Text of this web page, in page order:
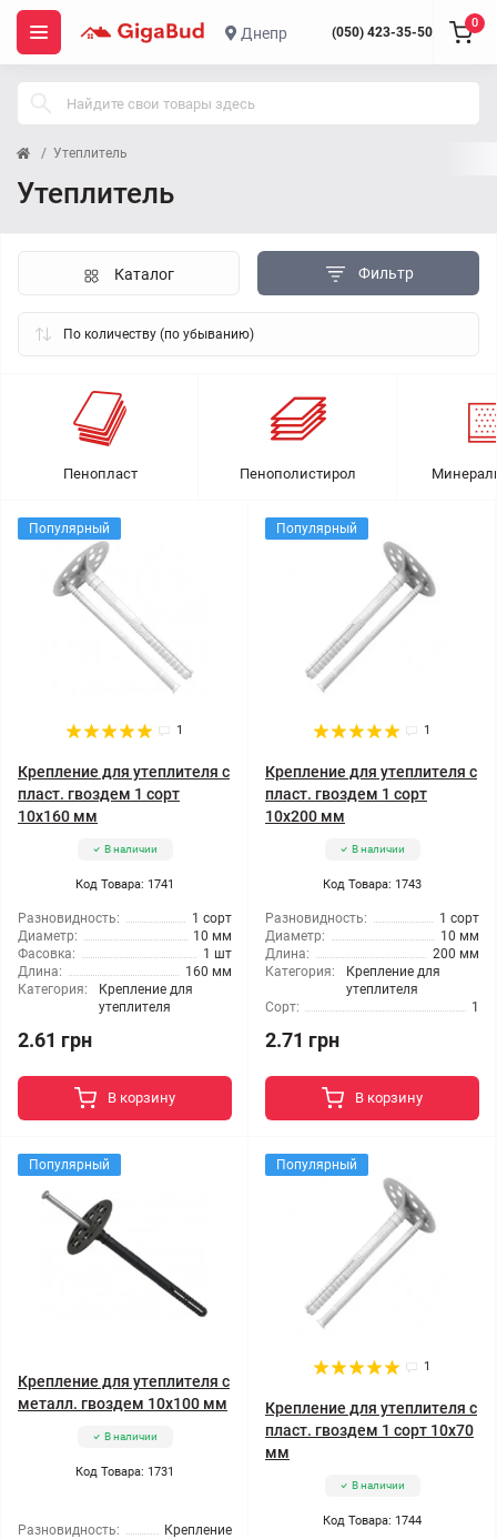
Днепр (050) 423-35-50
0
Утеплитель
Утеплитель
Фильтр
Каталог
Пенопласт Пенополистирол
Популярный
1
Крепление для утеплителя с
пласт. гвоздем 1 сорт
10x160 мм
В наличии
Код Товара: 1741
Разновидность:
1 сорт
Диаметр:
10 мм
Фасовка:
1 шт
Длина:
160 мм
Категория:
Крепление для
утеплителя
2.61 грн
В корзину
Популярный
1
Крепление для утеплителя с
пласт. гвоздем 1 сорт
10x200 мм
В наличии
Код Товара: 1743
Разновидность:
1 сорт
Диаметр:
10 мм
Длина:
200 мм
Категория:
Крепление для
утеплителя
Сорт:
1
2.71 грн
В корзину
Популярный
Крепление для утеплителя с
металл. гвоздем 10x100 мм
В наличии
Код Товара: 1731
Разновидность:
Крепление
Популярный
1
Крепление для утеплителя с
пласт. гвоздем 1 сорт 10x70
мм
В наличии
Код Товара: 1744